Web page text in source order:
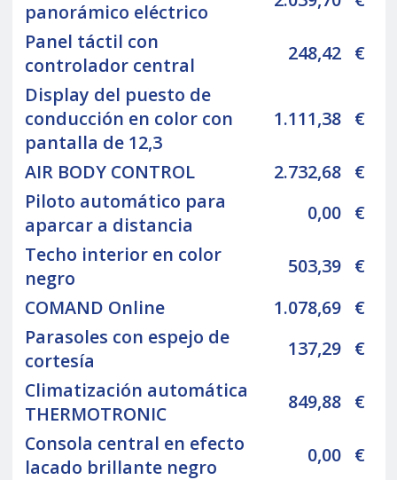
panorámico eléctrico
Panel táctil con
controlador central
248,42 €
Display del puesto de
conducción en color con
pantalla de 12,3
1.111,38 €
AIR BODY CONTROL 2.732,68 €
Piloto automático para
aparcar a distancia
0,00 €
Techo interior en color
negro
503,39 €
COMAND Online
1.078,69 €
Parasoles con espejo de
cortesía
137,29 €
Climatización automática
THERMOTRONIC
849,88 €
Consola central en efecto
lacado brillante negro
0,00 €